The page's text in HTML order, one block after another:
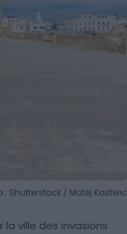
: Shutterstock / Matej Kastelic
la ville des invasions